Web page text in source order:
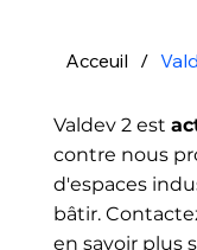
Acceuil /
Valdev 2 est
contre nous
d'espaces
bâtir.
en savoir plus